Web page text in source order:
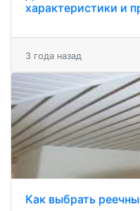
характеристики и
3 года назад
Как выбрать